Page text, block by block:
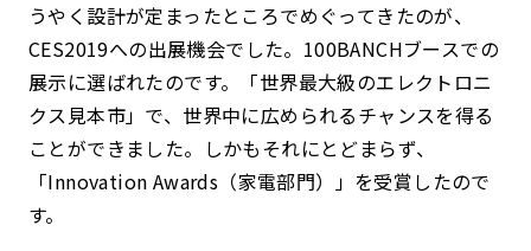
うやく設計が定まったところでめぐってきたのが、
CES2019への出展機会でした。100BANCHブースでの
展示に選ばれたのです。「世界最大級のエレクトロニ
クス見本市」で、世界中に広められるチャンスを得る
ことができました。しかもそれにとどまらず、
「Innovation Awards（家電部門）」を受賞したので
す。